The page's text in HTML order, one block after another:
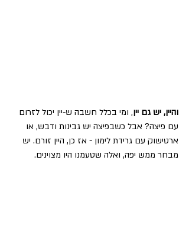
והיין, יש גם יין, ומי בכלל חשבה ש-יין יכול לזרום
עם פיצה? אבל כשבפיצה יש גבינות ודבש, או
ארטישוק עם גרידת לימון - אז כן, היין זורם. יש
מבחר ממש יפה, ואלה שטעמנו היו מצוינים.